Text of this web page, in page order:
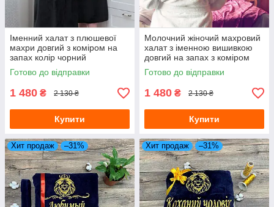
Іменний халат з плюшевої
махри довгий з коміром на
запах колір чорний
Готово до відправки
1 480 ₴ 2 130 ₴
Купити
Молочний жіночий махровий
халат з іменною вишивкою
довгий на запах з коміром
Готово до відправки
1 480 ₴ 2 130 ₴
Купити
Хит продаж –31% Хит продаж –31%